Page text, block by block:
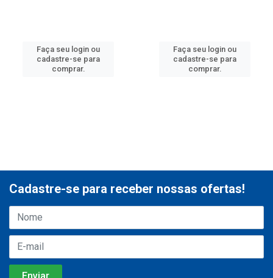
Faça seu login ou
cadastre-se para
comprar.
Faça seu login ou
cadastre-se para
comprar.
Cadastre-se para receber nossas ofertas!